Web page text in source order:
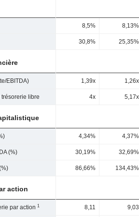
8,5% 8,13%
30,8% 25,35%
EBITDA) 1,39x 1,26x
trésorerie libre 4x 5,17x
4,34% 4,37%
(%) 30,19% 32,69%
86,66% 134,43%
action
par action1 8,11 9,03